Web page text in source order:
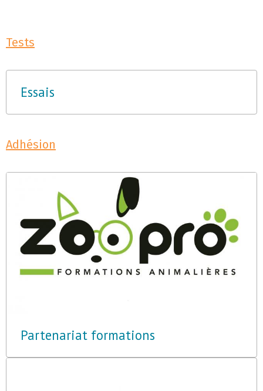
Tests
Essais
Adhésion
Partenariat formations